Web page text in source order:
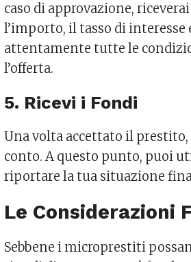
caso di approvazione,
l’importo, il tasso di
attentamente tutte le
l’offerta.
5. Ricevi i Fondi
Una volta accettato il
conto. A questo punto, puoi
riportare la tua situazione
Le Considerazioni
Sebbene i microprestiti